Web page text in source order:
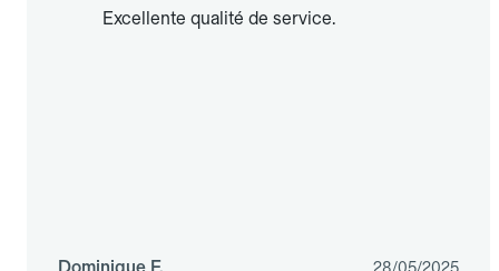
Excellente qualité de service.